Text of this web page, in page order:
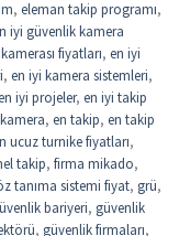
, eleman takip programı,
iyi güvenlik kamera
fiyatları, en iyi
, en iyi kamera sistemleri,
iyi projeler, en iyi takip
, en takip, en takip
ucuz turnike fiyatları,
takip, firma mikado,
tanıma sistemi fiyat, grü,
bariyeri, güvenlik
, güvenlik firmaları,